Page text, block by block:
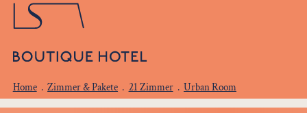
Home . Zimmer & Pakete . 21 Zimmer . Urban Room